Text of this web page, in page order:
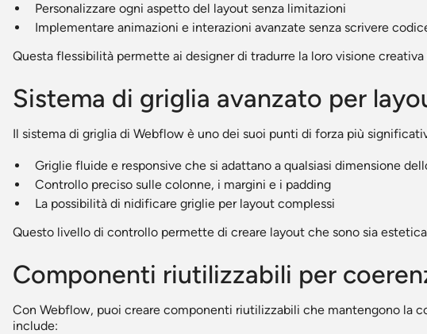
Personalizzare ogni aspetto del layout senza limitazioni
Implementare animazioni e interazioni avanzate senza scrivere
Questa flessibilità permette ai designer di tradurre la loro visione
Sistema di griglia avanzato per
Il sistema di griglia di Webflow è uno dei suoi punti di forza più
Griglie fluide e responsive che si adattano a qualsiasi dimensione
Controllo preciso sulle colonne, i margini e i padding
La possibilità di nidificare griglie per layout complessi
Questo livello di controllo permette di creare layout che sono sia
Componenti riutilizzabili per
Con Webflow, puoi creare componenti riutilizzabili che mantengono la
include: